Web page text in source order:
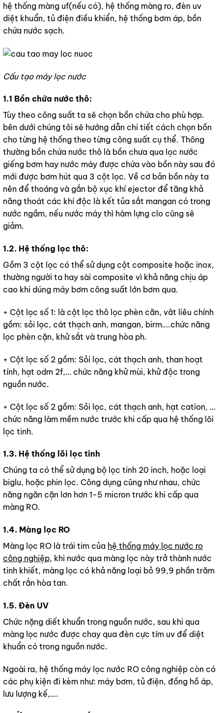
hệ thống màng uf(nếu có), hệ thống màng ro, đèn uv
diệt khuẩn, tủ điện điều khiển, hệ thống bơm áp, bồn
chứa nước sạch.
Cấu tạo máy lọc nước
1.1 Bồn chứa nước thô:
Tùy theo công suất ta sẽ chọn bồn chứa cho phù hợp.
bên dưới chúng tôi sẽ hướng dẫn chi tiết cách chọn bồn
cho từng hệ thống theo từng công suất cụ thể. Thông
thường bồn chứa nước thô là bồn chưa qua lọc nước
giếng bơm hay nước máy được chứa vào bồn này sau đó
mới được bơm hút qua 3 cột lọc. Về cơ bản bồn này ta
nên để thoáng và gắn bộ xục khí ejector để tăng khả
năng thoát các khí độc là kết tủa sắt mangan có trong
nước ngầm, nếu nước máy thì hàm lựng clo cũng sẽ
giảm.
1.2. Hệ thống lọc thô:
Gồm 3 cột lọc có thể sử dụng cột composite hoặc inox,
thường người ta hay sài composite vì khả năng chịu áp
cao khi dúng máy bơm công suất lớn bơm qua.
+ Cột lọc số 1: là cột lọc thô lọc phèn căn, vât liêu chính
gồm: sỏi lọc, cát thạch anh, mangan, birm….chức năng
lọc phèn cặn, khử sắt và trung hòa ph.
+ Cột lọc số 2 gồm: Sỏi lọc, cát thạch anh, than hoạt
tính, hạt odm 2f,… chức năng khử mùi, khử độc trong
nguồn nước.
+ Cột lọc số 2 gồm: Sỏi lọc, cát thạch anh, hạt cation, …
chức năng làm mềm nước trước khi cấp qua hệ thống lõi
lọc tinh.
1.3. Hệ thống lõi lọc tinh
Chúng ta có thể sử dụng bộ lọc tinh 20 inch, hoặc loại
biglu, hoặc phin lọc. Công dụng cũng như nhau, chức
năng ngăn cặn lơn hơn 1-5 micron trước khi cấp qua
màng RO.
1.4. Màng lọc RO
Màng lọc RO là trái tim của hệ thống máy lọc nước ro
công nghiệp, khi nước qua màng lọc này trở thành nước
tinh khiết, màng lọc có khả năng loại bỏ 99,9 phần trăm
chất rắn hòa tan.
1.5. Đèn UV
Chức nặng diết khuẩn trong nguồn nước, sau khi qua
màng lọc nước được chay qua đèn cực tím uv để diệt
khuẩn có trong nguồn nước.
Ngoài ra, hệ thống máy lọc nước RO công nghiệp còn có
các phụ kiện đi kèm như: máy bơm, tủ điện, đồng hồ áp,
lưu lượng kế,….